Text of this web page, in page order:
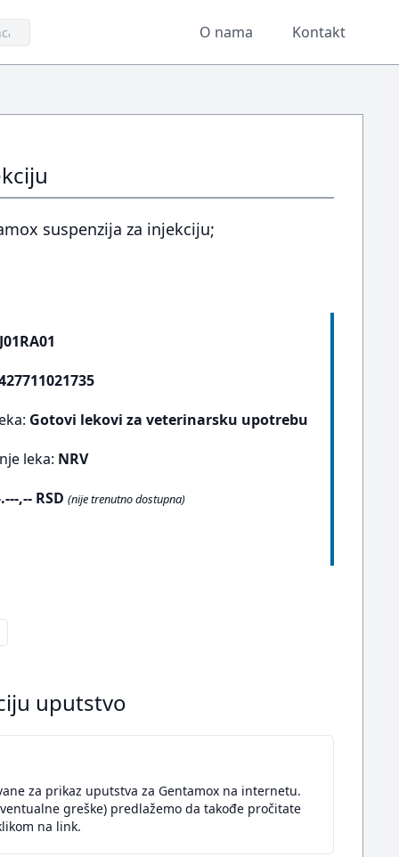
O nama Kontakt
suspenzija za injekciju;
Gotovi lekovi za veterinarsku upotrebu
leka: NRV
,-- RSD (nije trenutno dostupna)
uputstvo
za prikaz uputstva za Gentamox na internetu.
greške) predlažemo da takođe pročitate
na link.